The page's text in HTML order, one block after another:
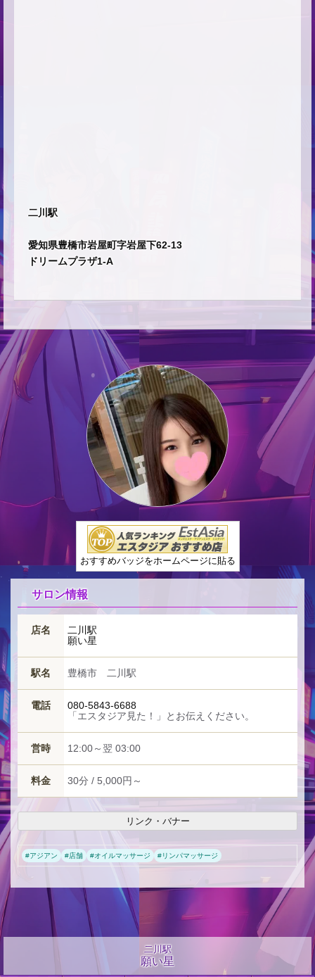
二川駅
愛知県豊橋市岩屋町字岩屋下62-13
ドリームプラザ1-A
おすすめバッジをホームページに貼る
サロン情報
店名
二川駅
願い星
駅名 豊橋市 二川駅
電話
080-5843-6688
「エスタジア見た！」とお伝えください。
営時 12:00～翌 03:00
料金 30分 / 5,000円～
リンク・バナー
#アジアン #店舗 #オイルマッサージ #リンパマッサージ
二川駅
願い星